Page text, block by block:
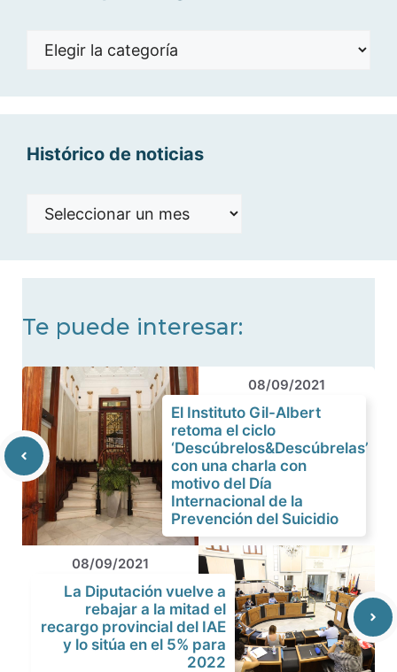
Noticias
Histórico de noticias
Histórico
Te puede interesar:
08/09/2021
El Instituto Gil-Albert
retoma el ciclo
‘Descúbrelos&Descúbrelas’
con una charla con
motivo del Día
Internacional de la
Prevención del Suicidio
08/09/2021
La Diputación vuelve a
rebajar a la mitad el
recargo provincial del IAE
y lo sitúa en el 5% para
2022